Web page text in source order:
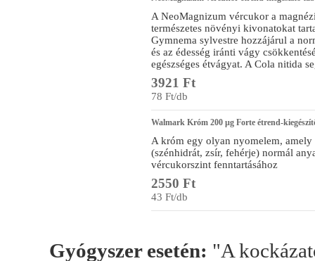
A NeoMagnizum vércukor a
természetes növényi kivonatokat
Gymnema sylvestre hozzájárul a
és az édesség iránti vágy
egészséges étvágyat. A Cola nitida
3921 Ft
78 Ft/db
Walmark Króm 200 µg Forte étrend-
A króm egy olyan nyomelem,
(szénhidrát, zsír, fehérje) normál
vércukorszint fenntartásához
2550 Ft
43 Ft/db
Gyógyszer esetén: "A